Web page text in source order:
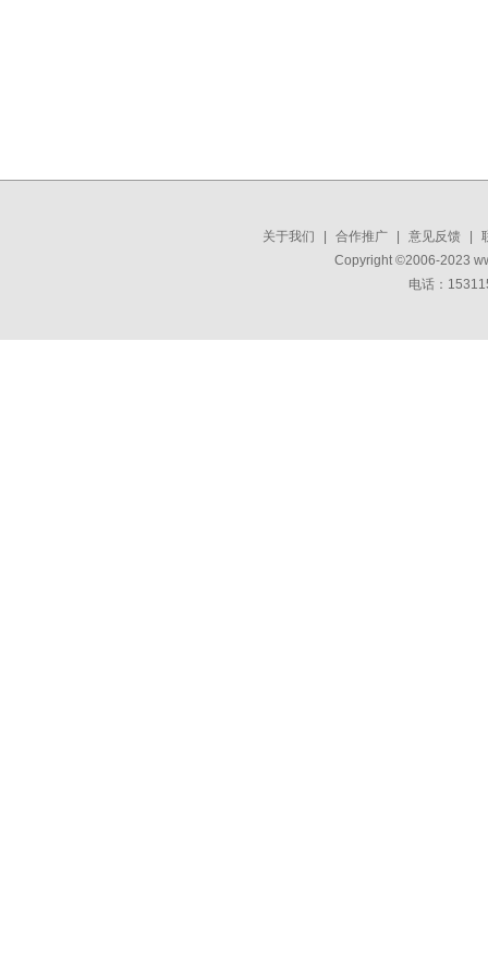
关于我们 合作推广 意见反馈
Copyright ©2006-2023
电话：